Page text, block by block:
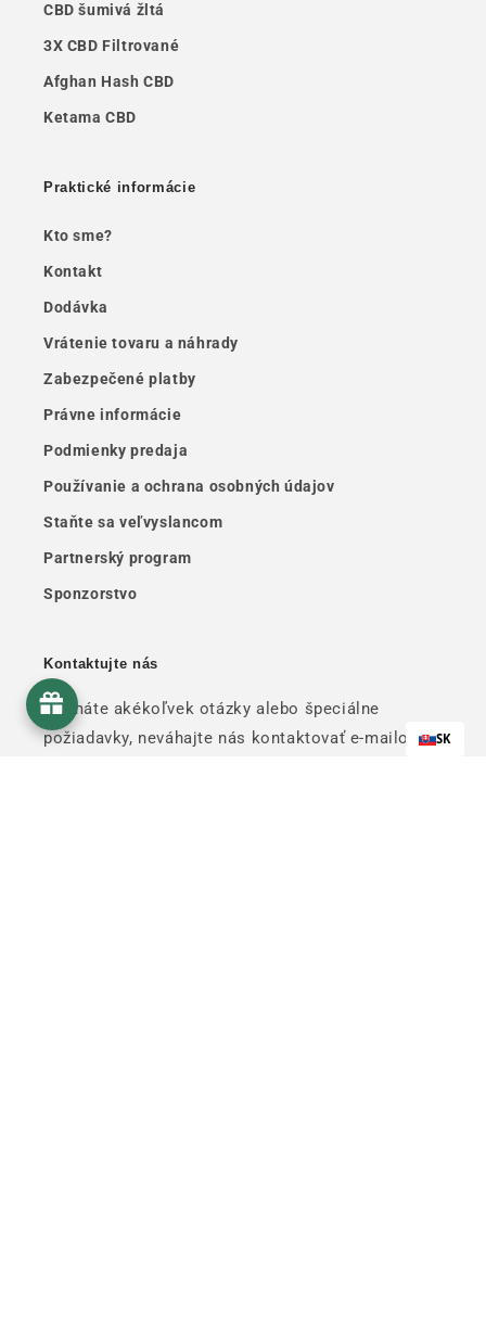
CBD šumivá žltá
3X CBD Filtrované
Afghan Hash CBD
Ketama CBD
Praktické informácie
Kto sme?
Kontakt
Dodávka
Vrátenie tovaru a náhrady
Zabezpečené platby
Právne informácie
Podmienky predaja
Používanie a ochrana osobných údajov
Staňte sa veľvyslancom
Partnerský program
Sponzorstvo
Kontaktujte nás
Ak máte akékoľvek otázky alebo špeciálne
požiadavky, neváhajte nás kontaktovať e-mailom
SK